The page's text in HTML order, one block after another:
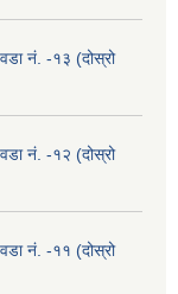
वडा नं. -१३ (दोस्रो
वडा नं. -१२ (दोस्रो
वडा नं. -११ (दोस्रो